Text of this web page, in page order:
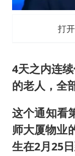
打
4天之内连
的老人，全
这个通知看
师大厦物业
生在2月25日